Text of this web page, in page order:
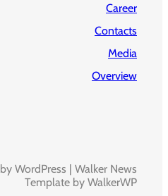
Career
Contacts
Media
Overview
WordPress | Walker News
Template by WalkerWP